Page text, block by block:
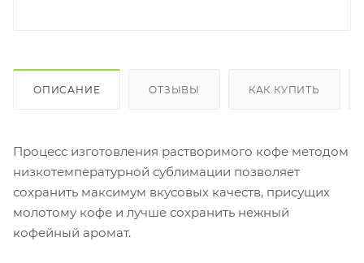
ОПИСАНИЕ ОТЗЫВЫ КАК КУПИТЬ
Процесс изготовления растворимого кофе методом
низкотемпературной сублимации позволяет
сохранить максимум вкусовых качеств, присущих
молотому кофе и лучше сохранить нежный
кофейный аромат.